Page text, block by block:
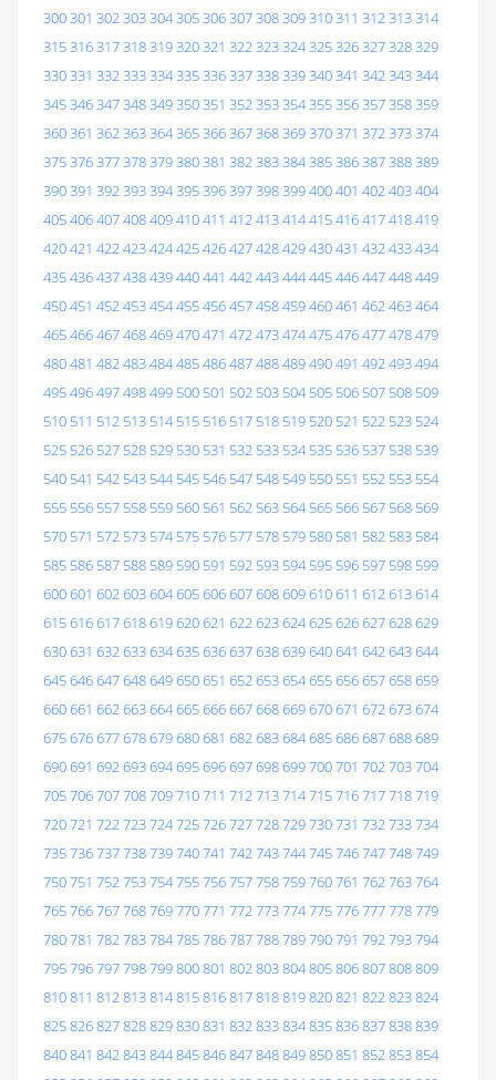
300301 302303304305306307308309310311 312313314
315316317318319320321 322323324325326327328329
330331 332333334335336337338339340341 342343344
345346347348349350351 352353354355356357358359
360361 362363364365366367368369370371 372373374
375376377378379380381 382383384385386387388389
390391 392393394395396397398399400401 402403404
405406407408409410411 412413414415416417418419
420421 422423424425426427428429430431 432433434
435436437438439440441 442443444445446447448449
450451 452453454455456457458459460461 462463464
465466467468469470471 472473474475476477478479
480481 482483484485486487488489490491 492493494
495496497498499 500 501 502 503 504 505 506 507 508 509
510 511 512 513 514 515 516 517 518 519 520 521 522 523 524
525 526 527 528 529 530 531 532 533 534 535 536 537 538 539
540 541 542 543 544 545 546 547 548 549 550 551 552 553 554
555 556 557 558 559 560 561 562 563 564 565 566 567 568 569
570 571 572 573 574 575 576 577 578 579 580 581 582 583 584
585 586 587 588 589 590 591 592 593 594 595 596 597 598 599
600601 602603604605606607608609610611 612613614
615616617618619620621 622623624625626627628629
630631 632633634635636637638639640641 642643644
645646647648649650651 652653654655656657658659
660661 662663664665666667668669670671 672673674
675676677678679680681 682683684685686687688689
690691 692693694695696697698699700701 702703704
705706707708709710711 712713714715716717718719
720721 722723724725726727728729730731 732733734
735736737738739740741 742743744745746747748749
750751 752753754755756757758759760761 762763764
765766767768769770771 772773774775776777778779
780781 782783784785786787788789790791 792793794
795796797798799800801 802803804805806807808809
810811 812813814815816817818819820821 822823824
825826827828829830831 832833834835836837838839
840841 842843844845846847848849850851 852853854